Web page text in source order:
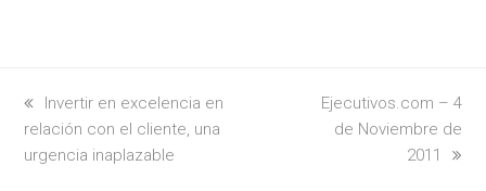
previous
post:
Invertir en excelencia en
relación con el cliente, una
urgencia inaplazable
next
post:
Ejecutivos.com – 4
de Noviembre de
2011